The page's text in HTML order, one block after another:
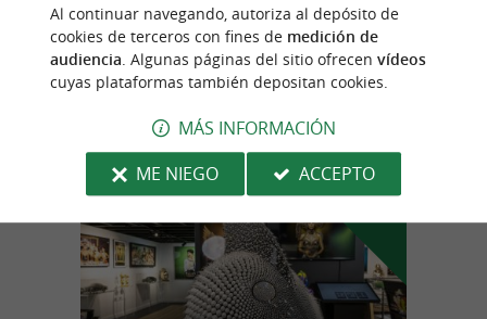
Descubre un parque vasco con diferentes
razas de conejos y cobayas
n
u
e
s
t
r
o
f
a
v
o
r
i
t
o
Al continuar navegando, autoriza al depósito de
cookies de terceros con fines de medición de
audiencia. Algunas páginas del sitio ofrecen vídeos
cuyas plataformas también depositan cookies.
MÁS INFORMACIÓN
ME NIEGO
ACCEPTO